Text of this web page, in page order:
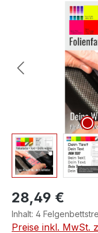
Bildergalerie
28,49 €
Inhalt: 4
Preise inkl. MwSt.